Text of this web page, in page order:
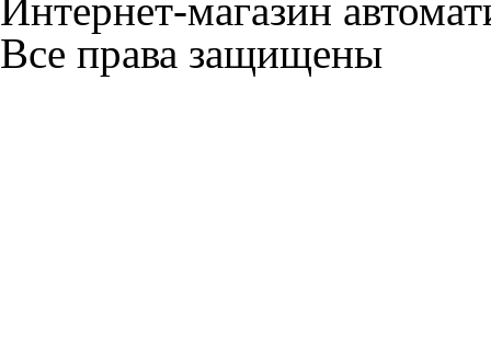
Интернет-магазин
Все права защищены